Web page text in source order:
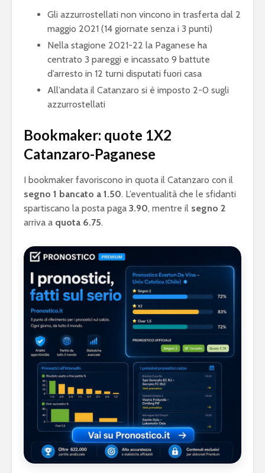
Gli azzurrostellati non vincono in trasferta dal 2
maggio 2021 (14 giornate senza i 3 punti)
Nella stagione 2021-22 la Paganese ha
centrato 3 pareggi e incassato 9 battute
d’arresto in 12 turni disputati fuori casa
All’andata il Catanzaro si è imposto 2-0 sugli
azzurrostellati
Bookmaker: quote 1X2
Catanzaro-Paganese
I bookmaker favoriscono in quota il Catanzaro con il
segno 1 bancato a 1.50. L’eventualità che le sfidanti
spartiscano la posta paga 3.90, mentre il segno 2
arriva a quota 6.75.